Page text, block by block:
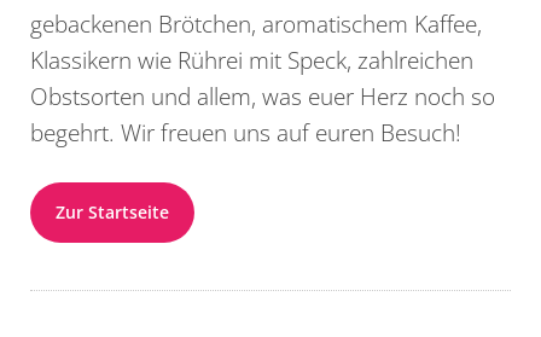
gebackenen Brötchen, aromatischem Kaffee,
Klassikern wie Rührei mit Speck, zahlreichen
Obstsorten und allem, was euer Herz noch so
begehrt. Wir freuen uns auf euren Besuch!
Zur Startseite